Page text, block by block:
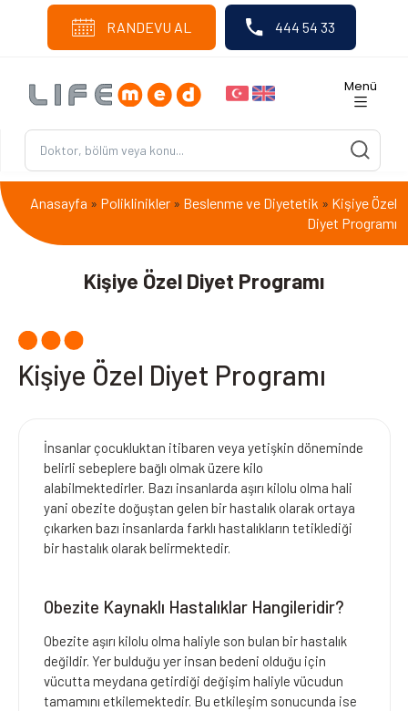
RANDEVU AL 444 54 33
Menü
Kişiye Özel Diyet Programı
Anasayfa » Poliklinikler » Beslenme ve Diyetetik » Kişiye Özel
Diyet Programı
Kişiye Özel Diyet Programı
İnsanlar çocukluktan itibaren veya yetişkin döneminde
belirli sebeplere bağlı olmak üzere kilo
alabilmektedirler. Bazı insanlarda aşırı kilolu olma hali
yani obezite doğuştan gelen bir hastalık olarak ortaya
çıkarken bazı insanlarda farklı hastalıkların tetiklediği
bir hastalık olarak belirmektedir.
Obezite Kaynaklı Hastalıklar Hangileridir?
Obezite aşırı kilolu olma haliyle son bulan bir hastalık
değildir. Yer bulduğu yer insan bedeni olduğu için
vücutta meydana getirdiği değişim haliyle vücudun
tamamını etkilemektedir. Bu etkileşim sonucunda ise